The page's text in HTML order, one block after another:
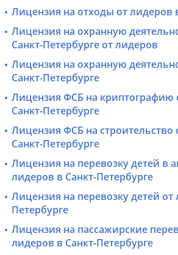
Лицензия на отходы от лидеров
Лицензия на охранную
Санкт-Петербурге от лидеров
Лицензия на охранную
Санкт-Петербурге
Лицензия ФСБ на криптографию
Санкт-Петербурге
Лицензия ФСБ на строительство
Санкт-Петербурге
Лицензия на перевозку детей в
лидеров в Санкт-Петербурге
Лицензия на перевозку детей от
Петербурге
Лицензия на пассажирские
лидеров в Санкт-Петербурге